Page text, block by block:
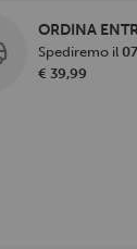
ORDINA
Spediremo il
€ 39,99